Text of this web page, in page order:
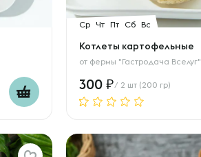
Ср Чт Пт Сб Вс
Котлеты картофельные
от фермы "Гастродача Вселуг"
300 / 2 шт (200 гр)